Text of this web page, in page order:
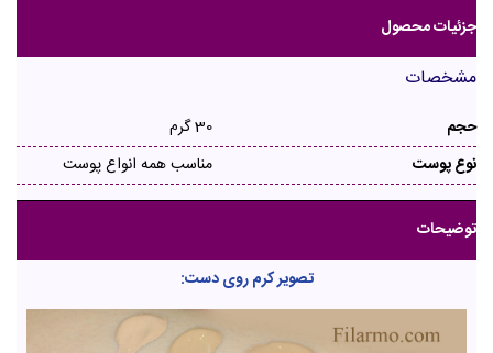
جزئیات محصول
مشخصات
حجم
30 گرم
نوع پوست
مناسب همه انواع پوست
توضیحات
تصویر کرم روی دست: